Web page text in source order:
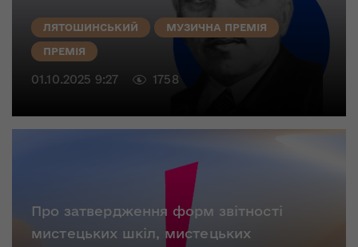
ЛЯТОШИНСЬКИЙ МУЗИЧНА ПРЕМІЯ
ПРЕМІЯ
01.10.2025 9:27 1758
Про затвердження форм звітності
мистецьких шкіл, мистецьких